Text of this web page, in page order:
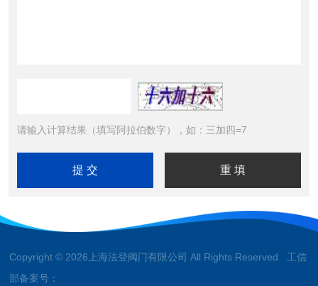
请输入计算结果（填写阿拉伯数字），如：三加四=7
Copyright © 2026上海法登阀门有限公司 All Rights Reserved 工信
部备案号：